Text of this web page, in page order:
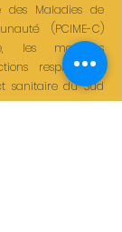
des Maladies de
(PCIME-C)
les maladies
respiratoires
sanitaire du Sud
le paludisme